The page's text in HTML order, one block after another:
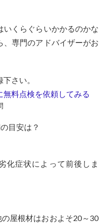
いくらぐらいかかるのかな
、専門のアドバイザーがお
さい。
無料点検を依頼してみる
目安は？
化症状によって前後しま
屋根材はおおよそ20～30